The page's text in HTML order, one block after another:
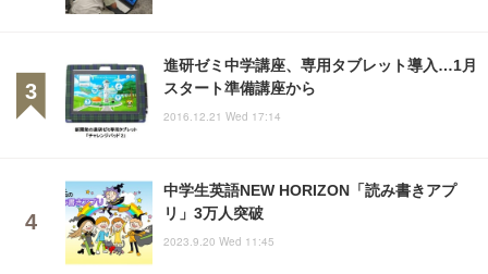
進研ゼミ中学講座、専用タブレット導入…1月
スタート準備講座から
2016.12.21 Wed 17:14
中学生英語NEW HORIZON「読み書きアプ
リ」3万人突破
2023.9.20 Wed 11:45